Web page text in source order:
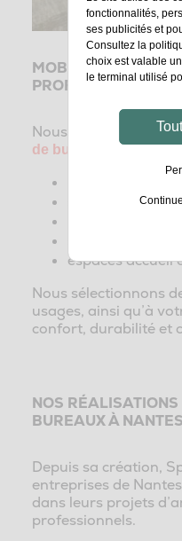
MOBILIER DE
PROFESSIONNELS
Nous proposons une
de bureau et
sièges de
espaces accueil
Nous sélectionnons
usages, ainsi qu’à
confort, durabilité et
NOS
BUREAUX À
Depuis sa création,
entreprises de
dans leurs projets
professionnels.
fonctionnalités,
ses publicités et
Consultez la
choix est valable
le terminal utilisé